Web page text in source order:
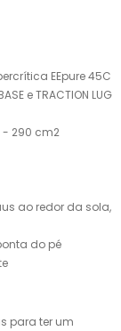
EEpure 45C
e TRACTION LUG
- 290 cm2
ao redor da sola,
do pé
para ter um